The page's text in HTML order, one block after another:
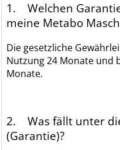
1. Welchen
meine Metabo
Die gesetzliche
Nutzung 24 Monate und
Monate.
2. Was fällt unter
(Garantie)?